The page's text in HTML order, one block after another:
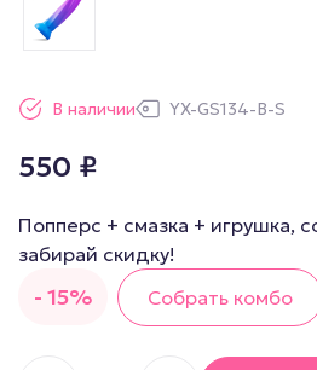
В наличии YX-GS134-B-S
550 ₽
- 15%
Попперс + смазка + игрушка,
забирай скидку!
Собрать комбо